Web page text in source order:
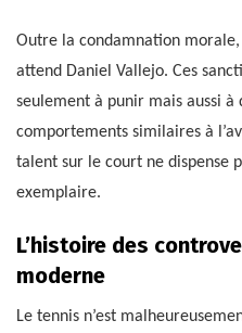
Outre la condamnation
attend Daniel Vallejo. Ces
seulement à punir mais aussi à
comportements similaires à
talent sur le court ne dispense
exemplaire.
L’histoire des
moderne
Le tennis n’est